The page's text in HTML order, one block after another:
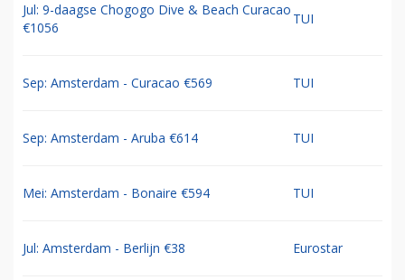
Jul: 9-daagse Chogogo Dive & Beach Curacao
€1056
TUI
Sep: Amsterdam - Curacao €569 TUI
Sep: Amsterdam - Aruba €614 TUI
Mei: Amsterdam - Bonaire €594 TUI
Jul: Amsterdam - Berlijn €38 Eurostar